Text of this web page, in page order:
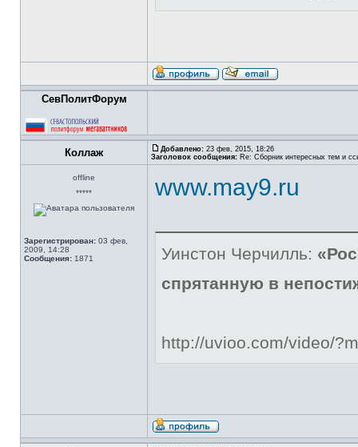
СевПолитФорум
Коллаж Добавлено: 23 фев, 2015, 18:26
Заголовок сообщения: Re: Сборник интересных тем и
offline
*****
Зарегистрирован: 03 фев,
2009, 14:28
Сообщения: 1871
www.may9.ru
Уинстон Черчилль:
спрятанную в
http://uvioo.com/video/